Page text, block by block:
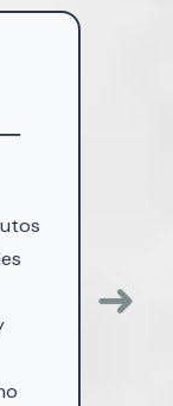
➜